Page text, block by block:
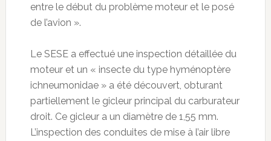
entre le début du problème moteur et le posé
de l’avion ».
Le SESE a effectué une inspection détaillée du
moteur et un « insecte du type hyménoptère
ichneumonidae » a été découvert, obturant
partiellement le gicleur principal du carburateur
droit. Ce gicleur a un diamètre de 1,55 mm.
L’inspection des conduites de mise à l’air libre